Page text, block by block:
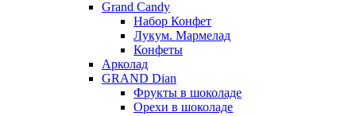
Grand Candy
Набор Конфет
Лукум. Мармелад
Конфеты
Арколад
GRAND Dian
Фрукты в шоколаде
Орехи в шоколаде